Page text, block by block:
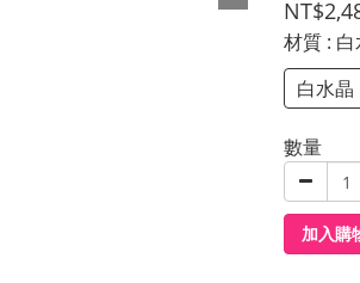
材質 :
白水晶
數量
加入購